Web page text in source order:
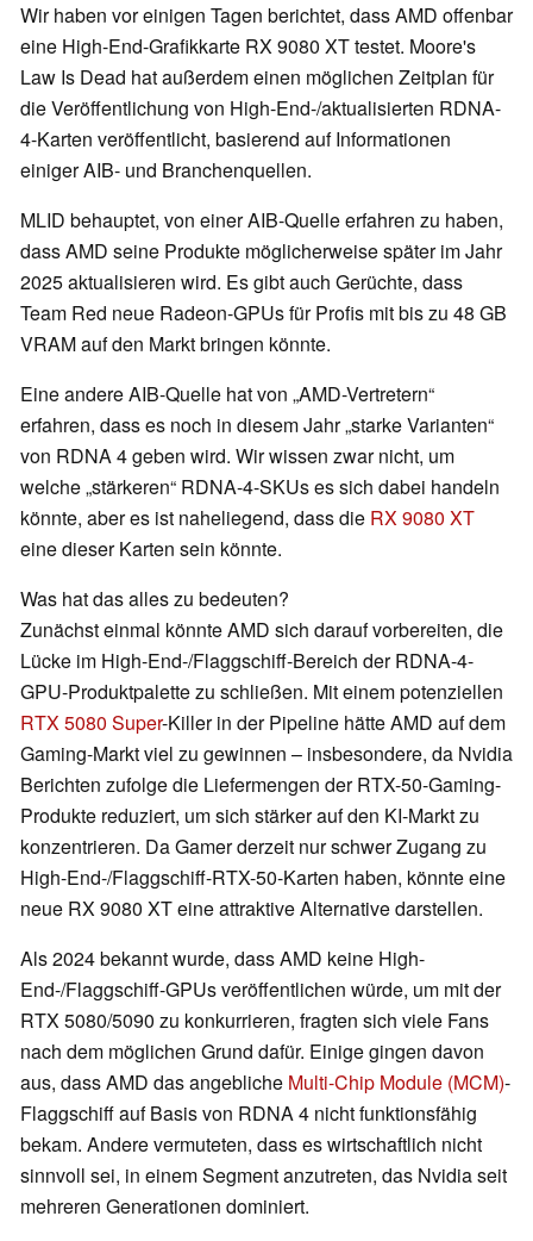
Wir haben vor einigen Tagen berichtet, dass AMD offenbar
eine High-End-Grafikkarte RX 9080 XT testet. Moore's
Law Is Dead hat außerdem einen möglichen Zeitplan für
die Veröffentlichung von High-End-/aktualisierten RDNA-
4-Karten veröffentlicht, basierend auf Informationen
einiger AIB- und Branchenquellen.
MLID behauptet, von einer AIB-Quelle erfahren zu haben,
dass AMD seine Produkte möglicherweise später im Jahr
2025 aktualisieren wird. Es gibt auch Gerüchte, dass
Team Red neue Radeon-GPUs für Profis mit bis zu 48 GB
VRAM auf den Markt bringen könnte.
Eine andere AIB-Quelle hat von „AMD-Vertretern“
erfahren, dass es noch in diesem Jahr „starke Varianten“
von RDNA 4 geben wird. Wir wissen zwar nicht, um
welche „stärkeren“ RDNA-4-SKUs es sich dabei handeln
könnte, aber es ist naheliegend, dass die RX 9080 XT
eine dieser Karten sein könnte.
Was hat das alles zu bedeuten?
Zunächst einmal könnte AMD sich darauf vorbereiten, die
Lücke im High-End-/Flaggschiff-Bereich der RDNA-4-
GPU-Produktpalette zu schließen. Mit einem potenziellen
RTX 5080 Super-Killer in der Pipeline hätte AMD auf dem
Gaming-Markt viel zu gewinnen – insbesondere, da Nvidia
Berichten zufolge die Liefermengen der RTX-50-Gaming-
Produkte reduziert, um sich stärker auf den KI-Markt zu
konzentrieren. Da Gamer derzeit nur schwer Zugang zu
High-End-/Flaggschiff-RTX-50-Karten haben, könnte eine
neue RX 9080 XT eine attraktive Alternative darstellen.
Als 2024 bekannt wurde, dass AMD keine High-
End-/Flaggschiff-GPUs veröffentlichen würde, um mit der
RTX 5080/5090 zu konkurrieren, fragten sich viele Fans
nach dem möglichen Grund dafür. Einige gingen davon
aus, dass AMD das angebliche Multi-Chip Module (MCM)-
Flaggschiff auf Basis von RDNA 4 nicht funktionsfähig
bekam. Andere vermuteten, dass es wirtschaftlich nicht
sinnvoll sei, in einem Segment anzutreten, das Nvidia seit
mehreren Generationen dominiert.